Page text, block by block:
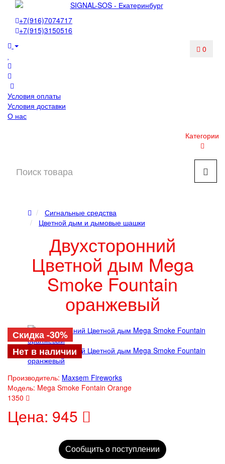
+7(916)7074717
+7(915)3150516
Условия оплаты
Условия доставки
О нас
0
Категории
Сигнальные средства
Цветной дым и дымовые шашки
Двухсторонний
Цветной дым Mega
Smoke Fountain
оранжевый
Скидка -30%
Нет в наличии
Производитель: Maxsem Fireworks
Модель: Mega Smoke Fontain Orange
1350
Цена: 945
Сообщить о поступлении